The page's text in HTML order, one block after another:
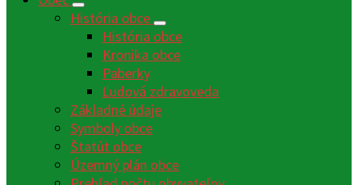
História obce
História obce
Kronika obce
Paberky
Ľudová zdravoveda
Základné údaje
Symboly obce
Štatút obce
Územný plán obce